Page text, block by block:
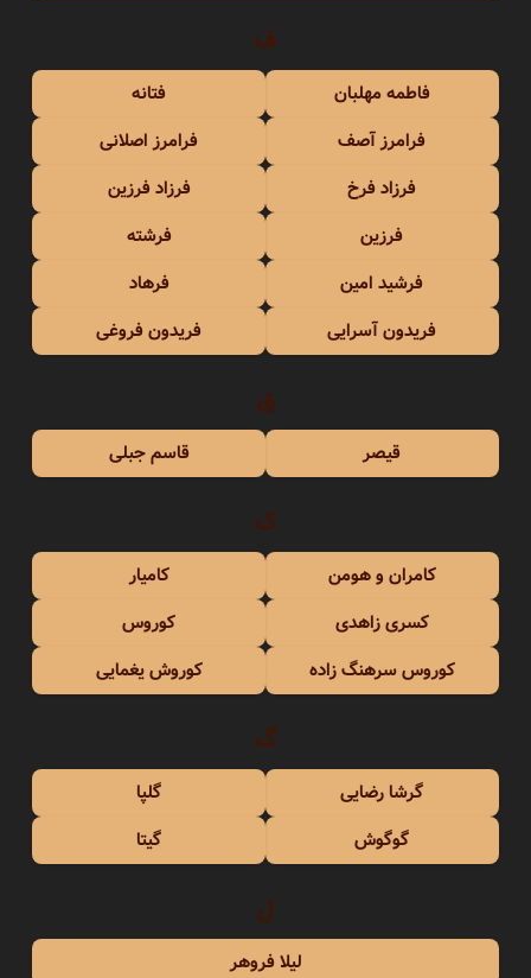
ف
فاطمه مهلبان
فتانه
فرامرز آصف
فرامرز اصلانی
فرزاد فرخ
فرزاد فرزین
فرزین
فرشته
فرشید امین
فرهاد
فریدون آسرایی
فریدون فروغی
ق
قیصر قاسم جبلی
ک
کامران و هومن
کامیار
کسری زاهدی
کوروس
کوروس سرهنگ زاده
کوروش یغمایی
گ
گرشا رضایی
گلپا
گوگوش
گیتا
ل
لیلا فروهر